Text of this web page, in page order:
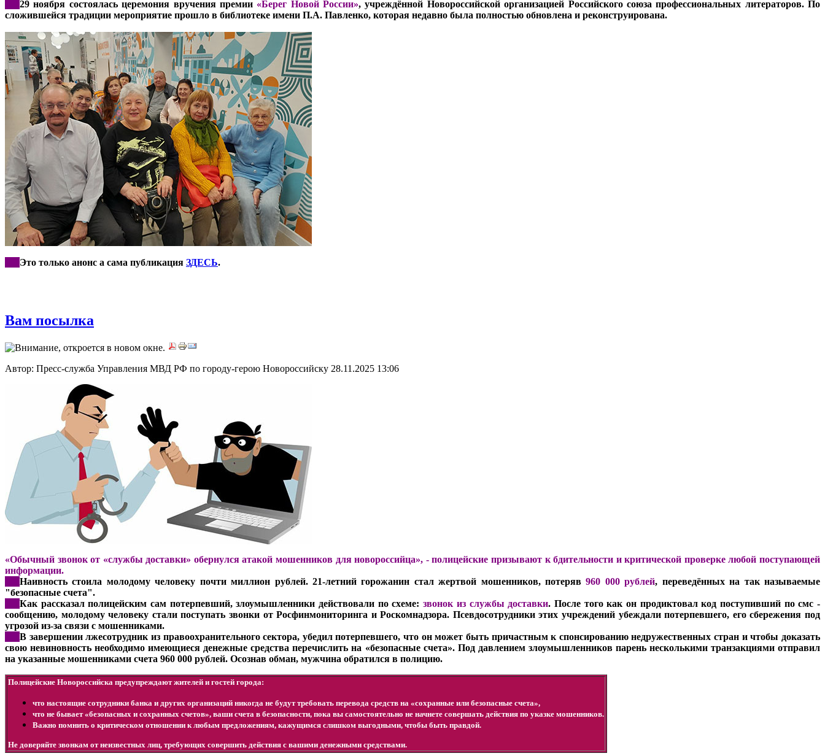
29 ноября состоялась церемония вручения премии «Берег Новой России», учреждённой Новороссийской организацией Российского союза профессиональных литераторов. По
сложившейся традиции мероприятие прошло в библиотеке имени П.А. Павленко, которая недавно была полностью обновлена и реконструирована.
Это только анонс а сама публикация ЗДЕСЬ.
Вам посылка
Автор: Пресс-служба Управления МВД РФ по городу-герою Новороссийску 28.11.2025 13:06
«Обычный звонок от «службы доставки» обернулся атакой мошенников для новороссийца», -полицейские призывают к бдительности и критической проверке любой поступающей
информации.
Наивность стоила молодому человеку почти миллион рублей. 21-летний горожанин стал жертвой мошенников, потеряв960 000 рублей, переведённых на так называемые
"безопасные счета".
Как рассказал полицейским сам потерпевший, злоумышленники действовали по схеме:звонок из службы доставки. После того как он продиктовал код поступивший по смс -
сообщению, молодому человеку стали поступать звонки от Росфинмониторинга и Роскомнадзора. Псевдосотрудники этих учреждений убеждали потерпевшего, его сбережения под
угрозой из-за связи с мошенниками.
В завершении лжесотрудник из правоохранительного сектора, убедил потерпевшего, что он может быть причастным к спонсированию недружественных стран и чтобы доказать
свою невиновность необходимо имеющиеся денежные средства перечислить на «безопасные счета». Под давлением злоумышленников парень несколькими транзакциями отправил
на указанные мошенниками счета 960 000 рублей. Осознав обман, мужчина обратился в полицию.
Полицейские Новороссийска предупреждают жителей и гостей города:
что настоящие сотрудники банка и других организаций никогда не будут требовать перевода средств на «сохранные или безопасные счета»,
что не бывает «безопасных и сохранных счетов», ваши счета в безопасности, пока вы самостоятельно не начнете совершать действия по указке мошенников.
Важно помнить о критическом отношении к любым предложениям, кажущимся слишком выгодными, чтобы быть правдой.
Не доверяйте звонкам от неизвестных лиц, требующих совершить действия с вашими денежными средствами.